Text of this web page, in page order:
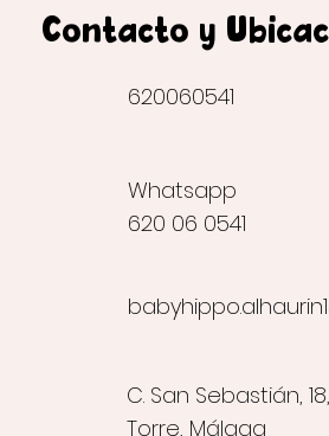
Contacto y
620060541
Whatsapp
620 06 0541
C. San Sebastián,
Torre, Málaga